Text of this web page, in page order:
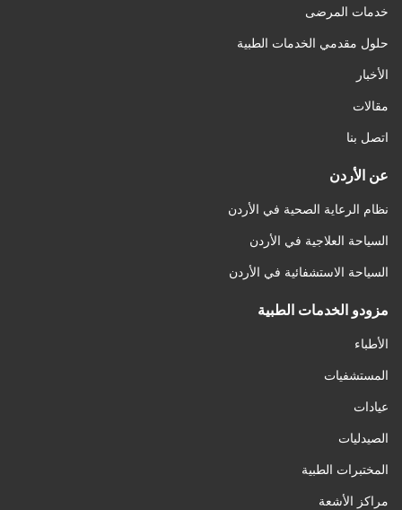
خدمات المرضى
حلول مقدمي الخدمات الطبية
الأخبار
مقالات
اتصل بنا
عن الأردن
نظام الرعاية الصحية في الأردن
السياحة العلاجية في الأردن
السياحة الاستشفائية في الأردن
مزودو الخدمات الطبية
الأطباء
المستشفيات
عيادات
الصيدليات
المختبرات الطبية
مراكز الأشعة